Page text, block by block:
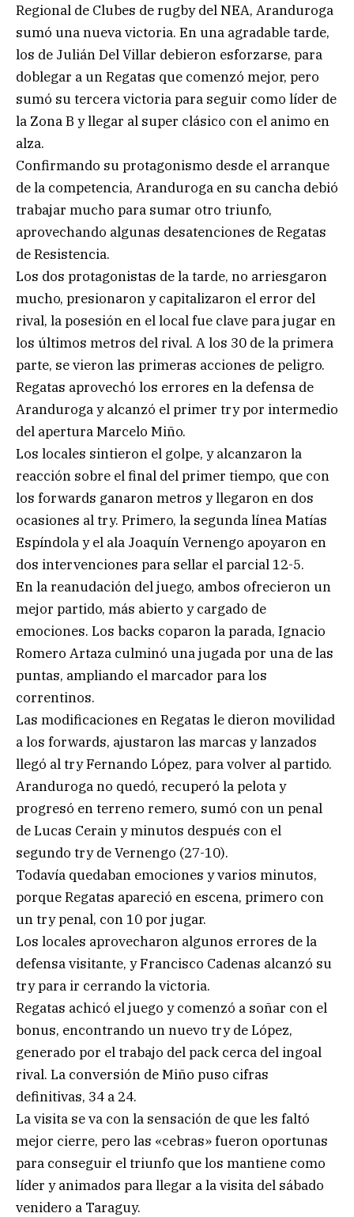
Regional de Clubes de rugby del NEA, Aranduroga
sumó una nueva victoria. En una agradable tarde,
los de Julián Del Villar debieron esforzarse, para
doblegar a un Regatas que comenzó mejor, pero
sumó su tercera victoria para seguir como líder de
la Zona B y llegar al super clásico con el animo en
alza.
Confirmando su protagonismo desde el arranque
de la competencia, Aranduroga en su cancha debió
trabajar mucho para sumar otro triunfo,
aprovechando algunas desatenciones de Regatas
de Resistencia.
Los dos protagonistas de la tarde, no arriesgaron
mucho, presionaron y capitalizaron el error del
rival, la posesión en el local fue clave para jugar en
los últimos metros del rival. A los 30 de la primera
parte, se vieron las primeras acciones de peligro.
Regatas aprovechó los errores en la defensa de
Aranduroga y alcanzó el primer try por intermedio
del apertura Marcelo Miño.
Los locales sintieron el golpe, y alcanzaron la
reacción sobre el final del primer tiempo, que con
los forwards ganaron metros y llegaron en dos
ocasiones al try. Primero, la segunda línea Matías
Espíndola y el ala Joaquín Vernengo apoyaron en
dos intervenciones para sellar el parcial 12-5.
En la reanudación del juego, ambos ofrecieron un
mejor partido, más abierto y cargado de
emociones. Los backs coparon la parada, Ignacio
Romero Artaza culminó una jugada por una de las
puntas, ampliando el marcador para los
correntinos.
Las modificaciones en Regatas le dieron movilidad
a los forwards, ajustaron las marcas y lanzados
llegó al try Fernando López, para volver al partido.
Aranduroga no quedó, recuperó la pelota y
progresó en terreno remero, sumó con un penal
de Lucas Cerain y minutos después con el
segundo try de Vernengo (27-10).
Todavía quedaban emociones y varios minutos,
porque Regatas apareció en escena, primero con
un try penal, con 10 por jugar.
Los locales aprovecharon algunos errores de la
defensa visitante, y Francisco Cadenas alcanzó su
try para ir cerrando la victoria.
Regatas achicó el juego y comenzó a soñar con el
bonus, encontrando un nuevo try de López,
generado por el trabajo del pack cerca del ingoal
rival. La conversión de Miño puso cifras
definitivas, 34 a 24.
La visita se va con la sensación de que les faltó
mejor cierre, pero las «cebras» fueron oportunas
para conseguir el triunfo que los mantiene como
líder y animados para llegar a la visita del sábado
venidero a Taraguy.